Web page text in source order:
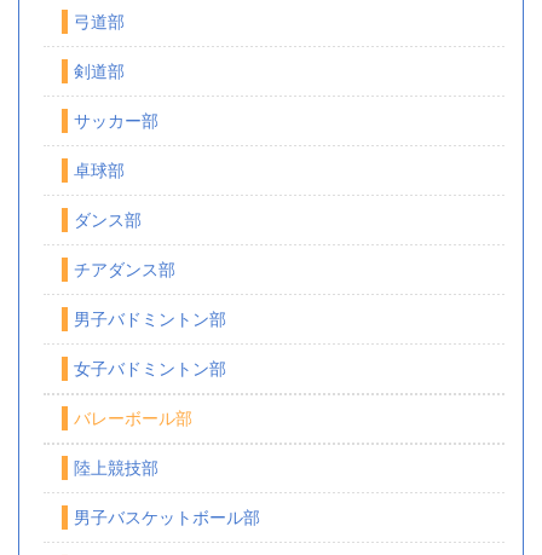
弓道部
剣道部
サッカー部
卓球部
ダンス部
チアダンス部
男子バドミントン部
女子バドミントン部
バレーボール部
陸上競技部
男子バスケットボール部